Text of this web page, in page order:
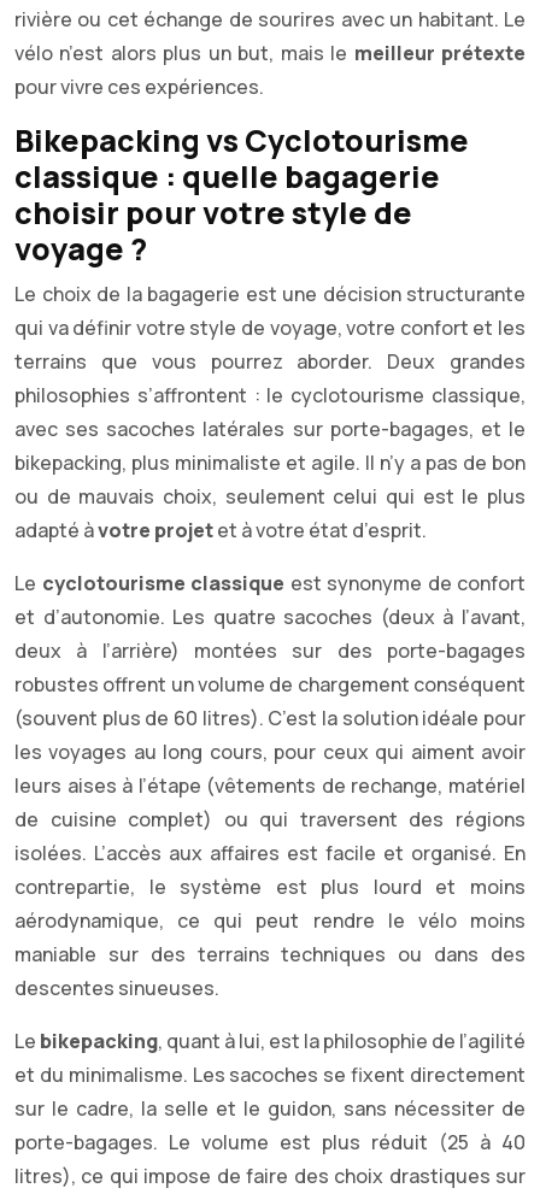
rivière ou cet échange de sourires avec un habitant. Le
vélo n’est alors plus un but, mais le meilleur prétexte
pour vivre ces expériences.
Bikepacking vs Cyclotourisme
classique : quelle bagagerie
choisir pour votre style de
voyage ?
Le choix de la bagagerie est une décision structurante
qui va définir votre style de voyage, votre confort et les
terrains que vous pourrez aborder. Deux grandes
philosophies s’affrontent : le cyclotourisme classique,
avec ses sacoches latérales sur porte-bagages, et le
bikepacking, plus minimaliste et agile. Il n’y a pas de bon
ou de mauvais choix, seulement celui qui est le plus
adapté àvotre projetet à votre état d’esprit.
Le cyclotourisme classique est synonyme de confort
et d’autonomie. Les quatre sacoches (deux à l’avant,
deux à l’arrière) montées sur des porte-bagages
robustes offrent un volume de chargement conséquent
(souvent plus de 60 litres). C’est la solution idéale pour
les voyages au long cours, pour ceux qui aiment avoir
leurs aises à l’étape (vêtements de rechange, matériel
de cuisine complet) ou qui traversent des régions
isolées. L’accès aux affaires est facile et organisé. En
contrepartie, le système est plus lourd et moins
aérodynamique, ce qui peut rendre le vélo moins
maniable sur des terrains techniques ou dans des
descentes sinueuses.
Le bikepacking, quant à lui, est la philosophie de l’agilité
et du minimalisme. Les sacoches se fixent directement
sur le cadre, la selle et le guidon, sans nécessiter de
porte-bagages. Le volume est plus réduit (25 à 40
litres), ce qui impose de faire des choix drastiques sur